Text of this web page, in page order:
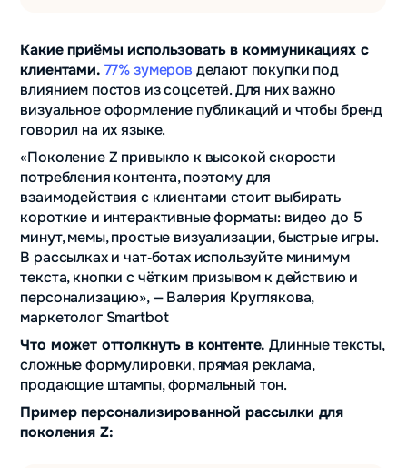
Какие приёмы использовать в коммуникациях с
клиентами. 77% зумеров делают покупки под
влиянием постов из соцсетей. Для них важно
визуальное оформление публикаций и чтобы бренд
говорил на их языке.
«Поколение Z привыкло к высокой скорости
потребления контента, поэтому для
взаимодействия с клиентами стоит выбирать
короткие и интерактивные форматы: видео до 5
минут, мемы, простые визуализации, быстрые игры.
В рассылках и чат‑ботах используйте минимум
текста, кнопки с чётким призывом к действию и
персонализацию», — Валерия Круглякова,
маркетолог Smartbot
Что может оттолкнуть в контенте. Длинные тексты,
сложные формулировки, прямая реклама,
продающие штампы, формальный тон.
Пример персонализированной рассылки для
поколения Z: